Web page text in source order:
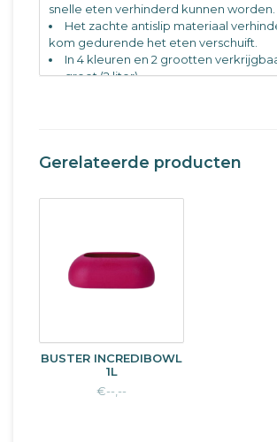
snelle eten verhinderd kunnen worden.
Het zachte antislip materiaal
kom gedurende het eten verschuift.
In 4 kleuren en 2 grootten
groot (2 liter)
(393061) Grijs
Gerelateerde producten
BUSTER INCREDIBOWL
1L
€--,--